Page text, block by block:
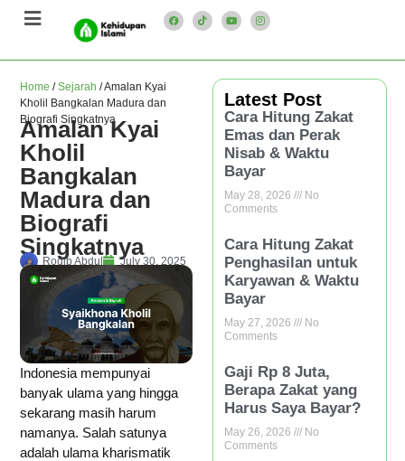
Home /Sejarah /Amalan Kyai
Kholil Bangkalan Madura dan
Biografi Singkatnya
Amalan Kyai
Kholil
Bangkalan
Madura dan
Biografi
Singkatnya
Roqib Abdul July 30, 2025
Indonesia mempunyai
banyak ulama yang hingga
sekarang masih harum
namanya. Salah satunya
adalah ulama kharismatik
Latest Post
Cara Hitung Zakat
Emas dan Perak
Nisab & Waktu
Bayar
May 28, 2026
No
Comments
Cara Hitung Zakat
Penghasilan untuk
Karyawan & Waktu
Bayar
May 27, 2026
No
Comments
Gaji Rp 8 Juta,
Berapa Zakat yang
Harus Saya Bayar?
May 26, 2026
No
Comments